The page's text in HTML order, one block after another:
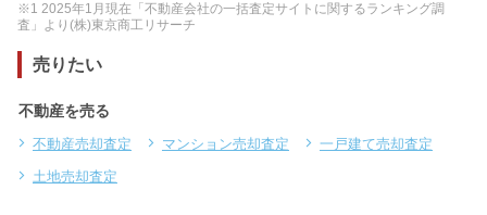
※1 2025年1月現在「不動産会社の一括査定サイトに関するランキング調
査」より(株)東京商工リサーチ
売りたい
不動産を売る
不動産売却査定 マンション売却査定
一戸建て売却査定
土地売却査定